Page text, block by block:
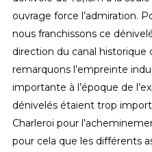
ouvrage force l’admiration.
nous franchissons ce
direction du canal
remarquons l’empreinte
importante à l’époque de
dénivelés étaient trop
Charleroi pour
pour cela que les différents